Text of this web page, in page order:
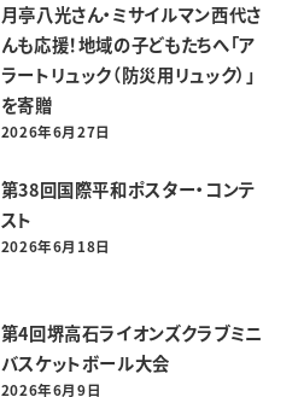
月亭八光さん・ミサイルマン西代さ
んも応援！地域の子どもたちへ「ア
ラートリュック（防災用リュック）」
を寄贈
投稿日
2026年6月27日
第38回国際平和ポスター・コンテ
スト
投稿日
2026年6月18日
第4回堺高石ライオンズクラブミニ
バスケットボール大会
2026年6月9日